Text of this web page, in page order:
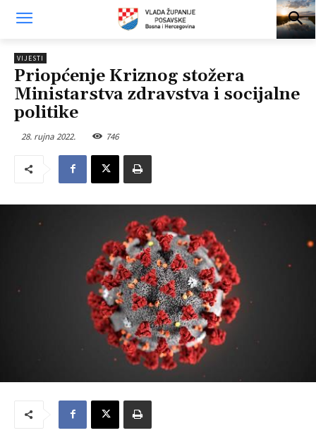
VIJESTI
Priopćenje Kriznog stožera
Ministarstva zdravstva i socijalne
politike
28. rujna 2022. 746